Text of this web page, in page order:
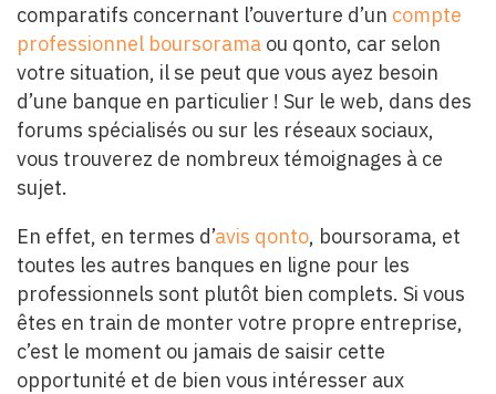
comparatifs concernant l’ouverture d’un compte
professionnel boursorama ou qonto, car selon
votre situation, il se peut que vous ayez besoin
d’une banque en particulier ! Sur le web, dans des
forums spécialisés ou sur les réseaux sociaux,
vous trouverez de nombreux témoignages à ce
sujet.
En effet, en termes d’avis qonto, boursorama, et
toutes les autres banques en ligne pour les
professionnels sont plutôt bien complets. Si vous
êtes en train de monter votre propre entreprise,
c’est le moment ou jamais de saisir cette
opportunité et de bien vous intéresser aux